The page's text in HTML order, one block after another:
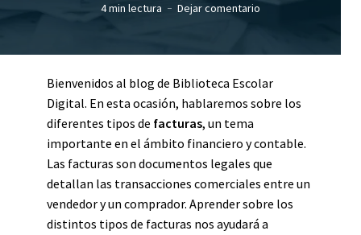
4 min lectura Dejar comentario
Bienvenidos al blog de Biblioteca Escolar
Digital. En esta ocasión, hablaremos sobre los
diferentes tipos de facturas, un tema
importante en el ámbito financiero y contable.
Las facturas son documentos legales que
detallan las transacciones comerciales entre un
vendedor y un comprador. Aprender sobre los
distintos tipos de facturas nos ayudará a